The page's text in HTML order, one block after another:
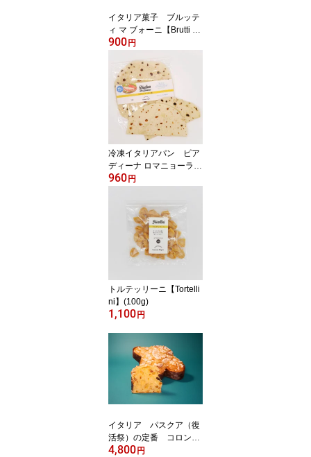
イタリア菓子 ブルッテ
ィ マ ブォーニ【Brutti m
a Buoni】
900円
冷凍イタリアパン ピア
ディーナ ロマニョーラ
リミニ風（4枚）【Piadi
960円
トルテッリーニ【Tortelli
ni】(100g)
1,100円
イタリア パスクア（復
活祭）の定番 コロンバ
ディ パスクア 500g【Co
4,800円